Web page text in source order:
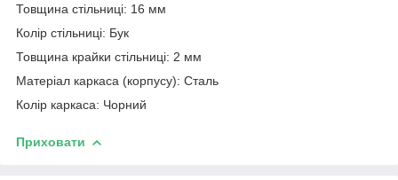
Товщина стільниці: 16 мм
Колір стільниці: Бук
Товщина крайки стільниці: 2 мм
Матеріал каркаса (корпусу): Сталь
Колір каркаса: Чорний
Приховати